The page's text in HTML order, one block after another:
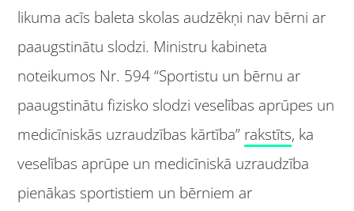
likuma acīs baleta skolas audzēkņi nav bērni ar
paaugstinātu slodzi. Ministru kabineta
noteikumos Nr. 594 “Sportistu un bērnu ar
paaugstinātu fizisko slodzi veselības aprūpes un
medicīniskās uzraudzības kārtība” rakstīts, ka
veselības aprūpe un medicīniskā uzraudzība
pienākas sportistiem un bērniem ar